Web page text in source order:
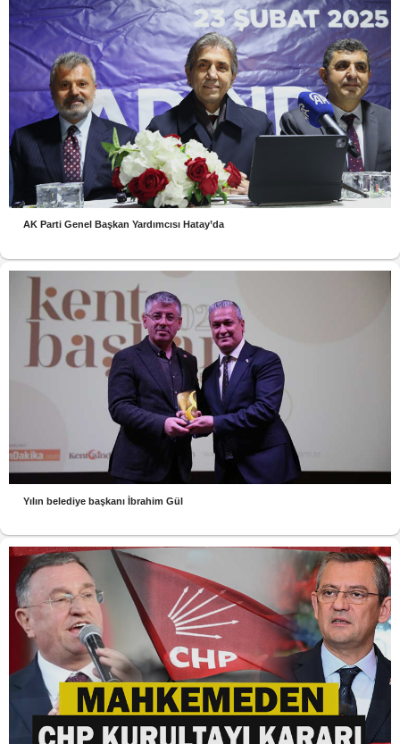
AK Parti Genel Başkan Yardımcısı Hatay’da
Yılın belediye başkanı İbrahim Gül